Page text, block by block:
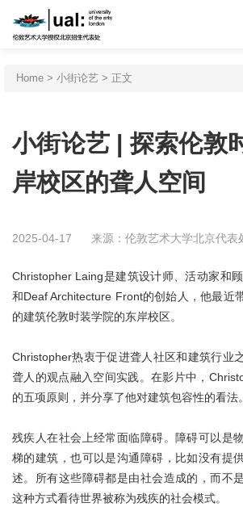
首页
申请程序
北京预科
新闻活动
伦艺研学
在线咨询
Home > 小街论艺 > 正文
小街论艺 | 探索伦敦
岸校区的聋人空间
2025-04-17 来源：伦敦艺术大学北京代表
Christopher Laing是建筑设计师、活动家和
和Deaf Architecture Front的创始人，他最近
的建筑伦敦时装学院的东岸校区。
Christopher热衷于促进聋人社区和建筑行业
聋人的观点融入空间实践。在影片中，
的五项原则，并分享了他对建筑包容性的看法。
残疾人在社会上经常面临障碍。障碍可以是
梯的建筑，也可以是沟通障碍，比如没有提
述。所有这些障碍都是由社会造成的，而不
这种方式看待世界被称为残疾的社会模式。